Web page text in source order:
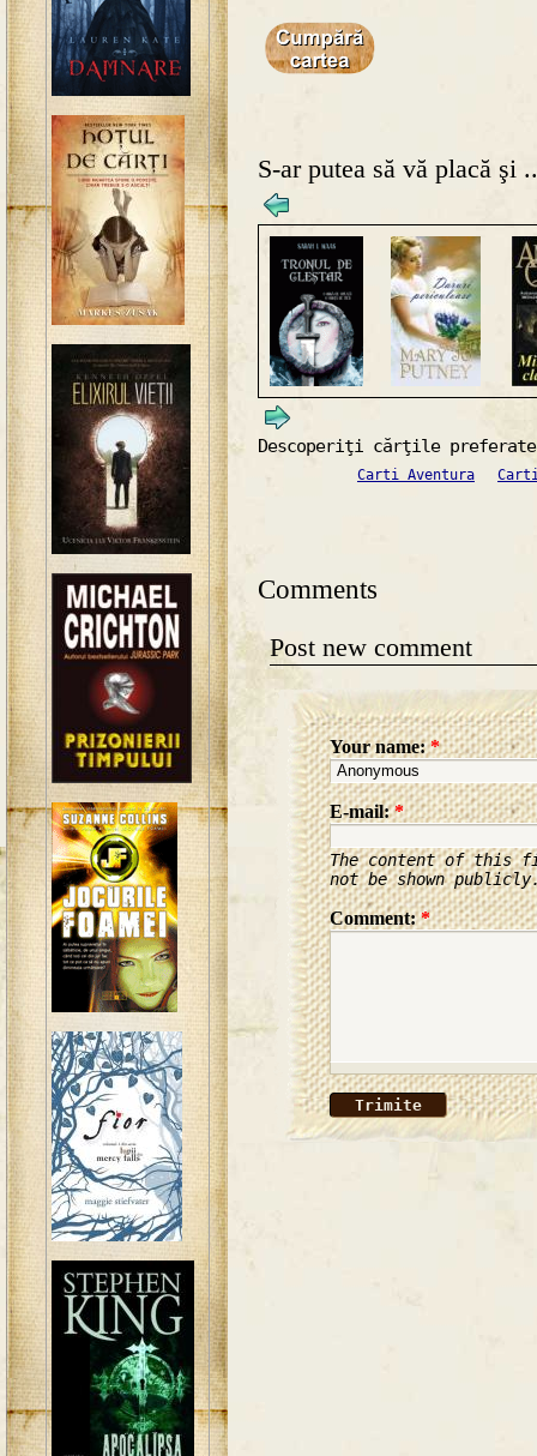
S-ar putea să vă placă şi
Descoperiţi cărţile
Carti Aventura
Comments
Post new comment
Your name:*
E-mail:*
The content of this
not be shown
Comment:*